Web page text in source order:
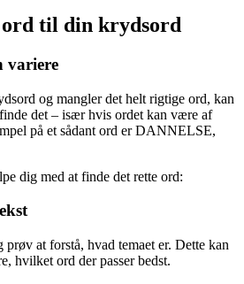
til din krydsord
variere
og mangler det helt rigtige ord, kan
det – især hvis ordet kan være af
på et sådant ord er DANNELSE,
dig med at finde det rette ord:
prøv at forstå, hvad temaet er. Dette kan
hvilket ord der passer bedst.